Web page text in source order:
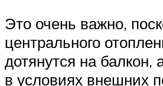
Это очень важно,
центрального
дотянутся на балкон,
в условиях внешних